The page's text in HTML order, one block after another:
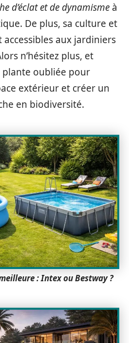
d’éclat et de dynamisme à
De plus, sa culture et
aux jardiniers
n’hésitez plus, et
plante oubliée pour
extérieur et créer un
en biodiversité.
: Intex ou Bestway ?